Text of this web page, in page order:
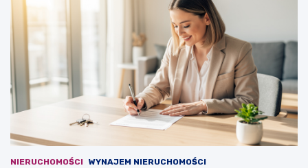
NIERUCHOMOŚCI WYNAJEM NIERUCHOMOŚCI